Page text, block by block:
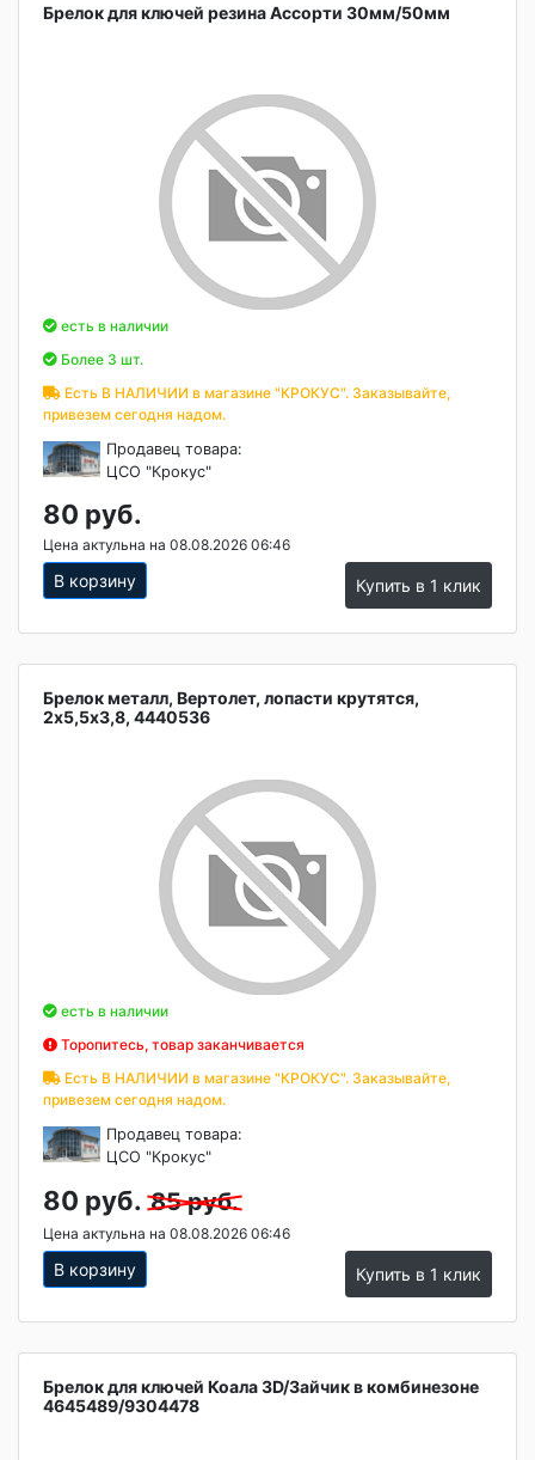
Брелок для ключей резина Ассорти 30мм/50мм
есть в наличии
Более 3 шт.
Есть В НАЛИЧИИ в магазине "КРОКУС". Заказывайте,
привезем сегодня надом.
Продавец товара:
ЦСО "Крокус"
80 руб.
Цена актульна на 08.08.2026 06:46
В корзину Купить в 1 клик
Брелок металл, Вертолет, лопасти крутятся,
2х5,5х3,8, 4440536
есть в наличии
Торопитесь, товар заканчивается
Есть В НАЛИЧИИ в магазине "КРОКУС". Заказывайте,
привезем сегодня надом.
Продавец товара:
ЦСО "Крокус"
80 руб. 85 руб.
Цена актульна на 08.08.2026 06:46
В корзину Купить в 1 клик
Брелок для ключей Коала 3D/Зайчик в комбинезоне
4645489/9304478